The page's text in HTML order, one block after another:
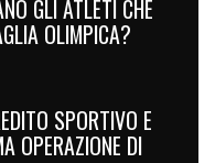
GLI ATLETI CHE
OLIMPICA?
SPORTIVO E
OPERAZIONE DI